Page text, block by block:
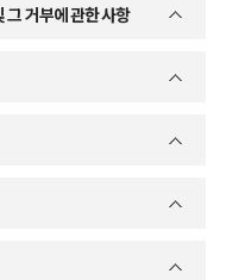
그 거부에 관한 사항